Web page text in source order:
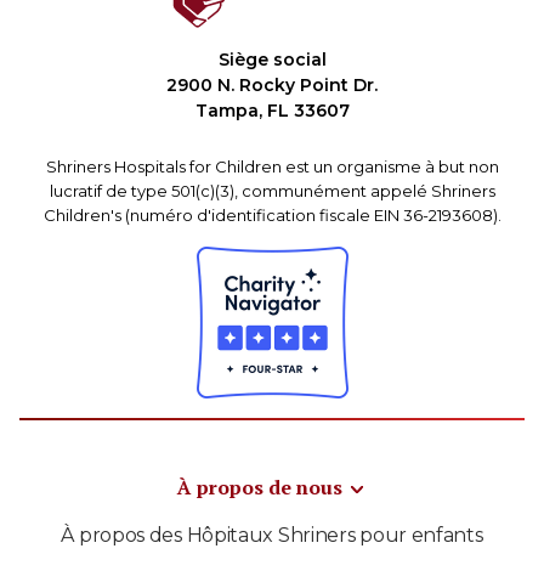
Siège social
2900 N. Rocky Point Dr.
Tampa, FL 33607
Shriners Hospitals for Children est un organisme à but non
lucratif de type 501(c)(3), communément appelé Shriners
Children's (numéro d'identification fiscale EIN 36-2193608).
À propos de nous
À propos des Hôpitaux Shriners pour enfants